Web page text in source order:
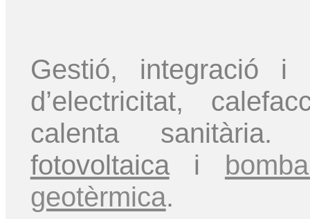
Gestió, integració i
d’electricitat,
calenta
fotovoltaicai
geotèrmica.